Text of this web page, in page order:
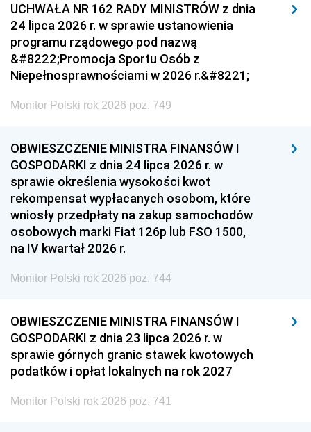
UCHWAŁA NR 162 RADY MINISTRÓW z dnia
24 lipca 2026 r. w sprawie ustanowienia
programu rządowego pod nazwą
&#8222;Promocja Sportu Osób z
Niepełnosprawnościami w 2026 r.&#8221;
Monitor Polski rok 2026 poz. 749
OBWIESZCZENIE MINISTRA FINANSÓW I
GOSPODARKI z dnia 24 lipca 2026 r. w
sprawie określenia wysokości kwot
rekompensat wypłacanych osobom, które
wniosły przedpłaty na zakup samochodów
osobowych marki Fiat 126p lub FSO 1500,
na IV kwartał 2026 r.
Monitor Polski rok 2026 poz. 744
OBWIESZCZENIE MINISTRA FINANSÓW I
GOSPODARKI z dnia 23 lipca 2026 r. w
sprawie górnych granic stawek kwotowych
podatków i opłat lokalnych na rok 2027
Monitor Polski rok 2026 poz. 741